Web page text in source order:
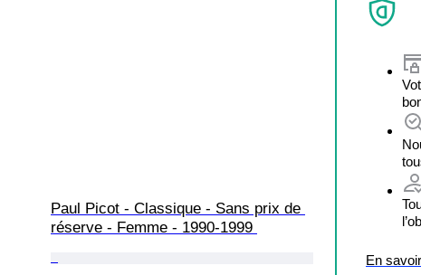
Paul Picot - Classique - Sans prix de
réserve - Femme - 1990-1999
En